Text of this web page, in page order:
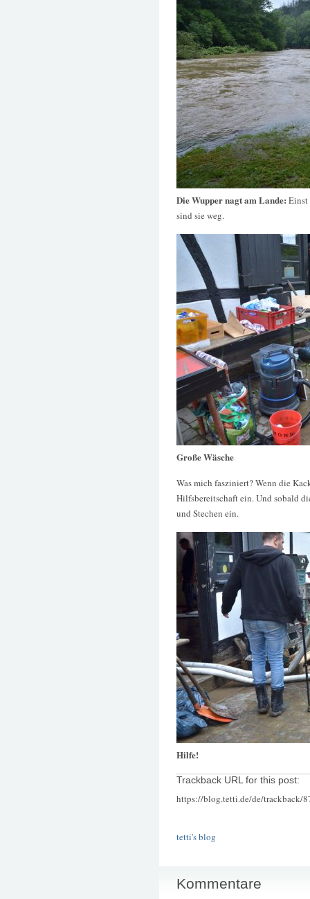
Die Wupper nagt am Lande: Einst
sind sie weg.
Große Wäsche
Was mich fasziniert? Wenn die
Hilfsbereitschaft ein. Und sobald
und Stechen ein.
Hilfe!
Trackback URL for this post:
https://blog.tetti.de/de/trackback/
tetti's blog
Kommentare